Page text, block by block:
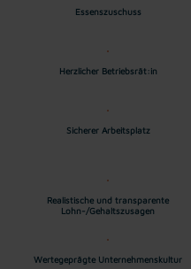
Essenszuschuss
Herzlicher Betriebsrät:in
Sicherer Arbeitsplatz
Realistische und transparente
Lohn-/Gehaltszusagen
Wertegeprägte Unternehmenskultur